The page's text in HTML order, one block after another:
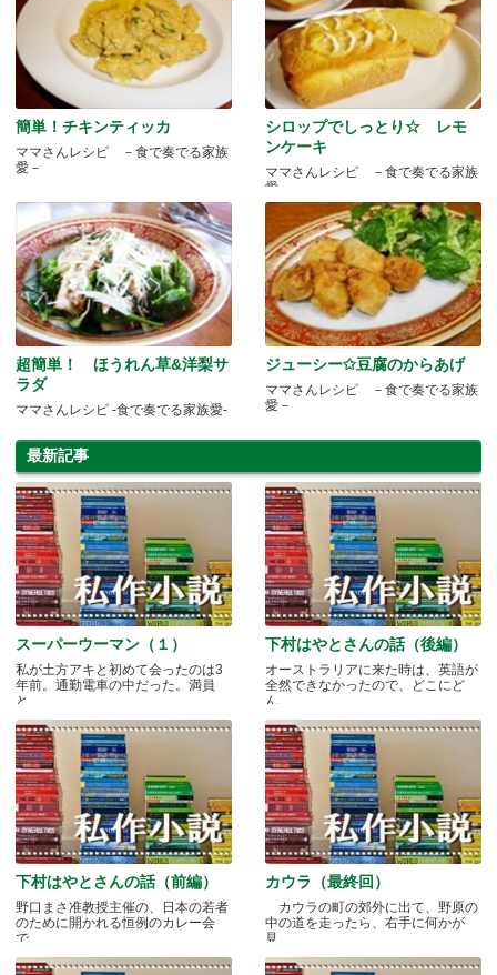
簡単！チキンティッカ
ママさんレシピ －食で奏でる家族
愛－
シロップでしっとり☆ レモ
ンケーキ
ママさんレシピ －食で奏でる家族
愛－
超簡単！ ほうれん草&洋梨サ
ラダ
ママさんレシピ -食で奏でる家族愛-
ジューシー✩豆腐のからあげ
ママさんレシピ －食で奏でる家族
愛－
最新記事
スーパーウーマン（１）
私が土方アキと初めて会ったのは3
年前。通勤電車の中だった。満員
と.....
下村はやとさんの話（後編）
オーストラリアに来た時は、英語が
全然できなかったので、どこにど
ん.....
下村はやとさんの話（前編）
野口まさ准教授主催の、日本の若者
のために開かれる恒例のカレー会
で.....
カウラ（最終回）
カウラの町の郊外に出て、野原の
中の道を走ったら、右手に何かが
見.....